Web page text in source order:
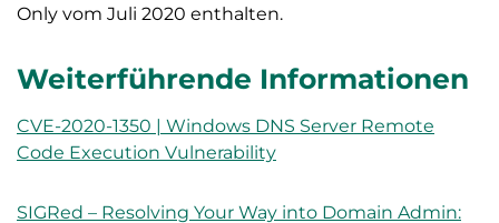
Only vom Juli 2020 enthalten.
Weiterführende Informationen
CVE-2020-1350 | Windows DNS Server Remote
Code Execution Vulnerability
SIGRed – Resolving Your Way into Domain Admin: